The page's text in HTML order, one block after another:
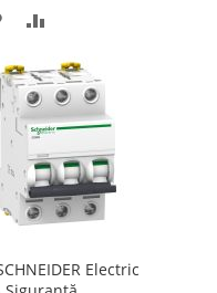
ADAUGATI
LISTA
DE
DORINTE
PENTRU
COMPARARE
Electric